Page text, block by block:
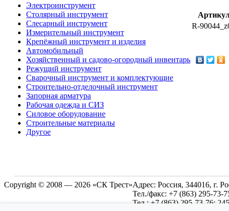
Электроинструмент
Столярный инструмент
Слесарный инструмент
Измерительный инструмент
Крепёжный инструмент и изделия
Автомобильный
Хозяйственный и садово-огородный инвентарь
Режущий инструмент
Сварочный инструмент и комплектующие
Строительно-отделочный инструмент
Запорная арматура
Рабочая одежда и СИЗ
Силовое оборудование
Строительные материалы
Другое
R-
Copyright © 2008 — 2026 «СК Трест»Адрес: Россия, 344016, г.
Тел./факс: +7 (863) 295-73-
Тел.: +7 (863) 295-73-76;